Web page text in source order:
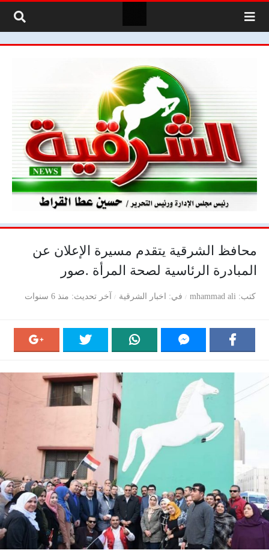
محافظ الشرقية يتقدم مسيرة الإعلان عن
المبادرة الرئاسية لصحة المرأة .صور
كتب mhammad ali في اخبار الشرقية آخر تحديث منذ 6 سنوات